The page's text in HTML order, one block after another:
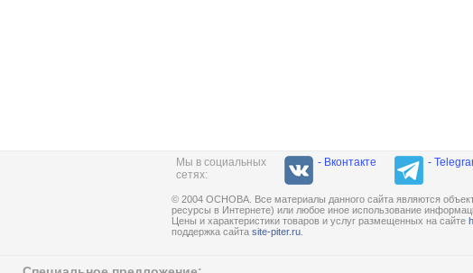
Мы в социальных
сетях:
- Вконтакте -
© 2004 ОСНОВА. Все материалы данного сайта являются
ресурсы в Интернете) или любое иное использование
Цены и характеристики товаров и услуг размещенных на сайте
поддержка сайта site-piter.ru